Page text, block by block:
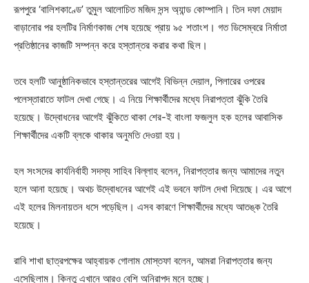
রূপপুরে ‘বালিশকাণ্ডে’ তুমুল আলোচিত মজিদ সন্স অ্যান্ড কোম্পানি। তিন দফা মেয়াদ
বাড়ানোর পর হলটির নির্মাণকাজ শেষ হয়েছে প্রায় ৯৫ শতাংশ। গত ডিসেম্বরে নির্মাতা
প্রতিষ্ঠানের কাজটি সম্পন্ন করে হস্তান্তর করার কথা ছিল।
তবে হলটি আনুষ্ঠানিকভাবে হস্তান্তরের আগেই বিভিন্ন দেয়াল, পিলারের ওপরের
পলেস্তারাতে ফাটল দেখা গেছে। এ নিয়ে শিক্ষার্থীদের মধ্যে নিরাপত্তা ঝুঁকি তৈরি
হয়েছে। উদ্বোধনের আগেই ঝুঁকিতে থাকা শের-ই বাংলা ফজলুল হক হলের আবাসিক
শিক্ষার্থীদের একটি ব্লকে থাকার অনুমতি দেওয়া হয়।
হল সংসদের কার্যনির্বাহী সদস্য সাহিব বিল্লাহ বলেন, নিরাপত্তার জন্য আমাদের নতুন
হলে আনা হয়েছে। অথচ উদ্বোধনের আগেই এই ভবনে ফাটল দেখা দিয়েছে। এর আগে
এই হলের মিলনায়তন ধসে পড়েছিল। এসব কারণে শিক্ষার্থীদের মধ্যে আতঙ্ক তৈরি
হয়েছে।
রাবি শাখা ছাত্রপক্ষের আহ্বায়ক গোলাম মোস্তফা বলেন, আমরা নিরাপত্তার জন্য
এসেছিলাম। কিন্তু এখানে আরও বেশি অনিরাপদ মনে হচ্ছে।